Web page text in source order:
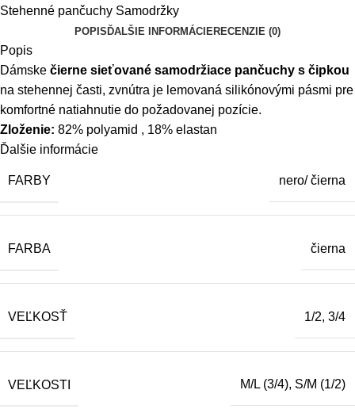
Stehenné pančuchy Samodržky
POPIS ĎALŠIE INFORMÁCIERECENZIE (0)
Popis
Dámske čierne sieťované samodržiace pančuchy s čipkou
na stehennej časti, zvnútra je lemovaná silikónovými pásmi pre
komfortné natiahnutie do požadovanej pozície.
Zloženie: 82% polyamid , 18% elastan
Ďalšie informácie
FARBY nero/ čierna
FARBA čierna
VEĽKOSŤ 1/2, 3/4
VEĽKOSTI M/L (3/4), S/M (1/2)